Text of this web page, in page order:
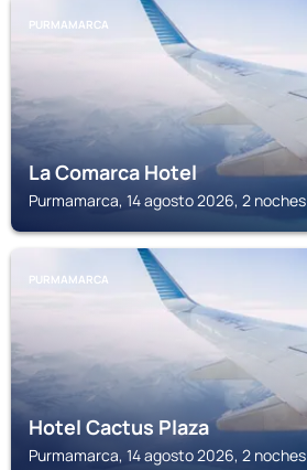
PURMAMARCA
La Comarca Hotel
Purmamarca, 14 agosto 2026, 2 noches
PURMAMARCA
Hotel Cactus Plaza
Purmamarca, 14 agosto 2026, 2 noches